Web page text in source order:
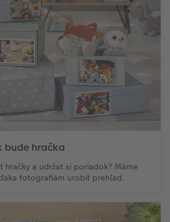
bude hračka
hračky a udržat si poriadok? Máme
fotografiám urobiť prehľad.